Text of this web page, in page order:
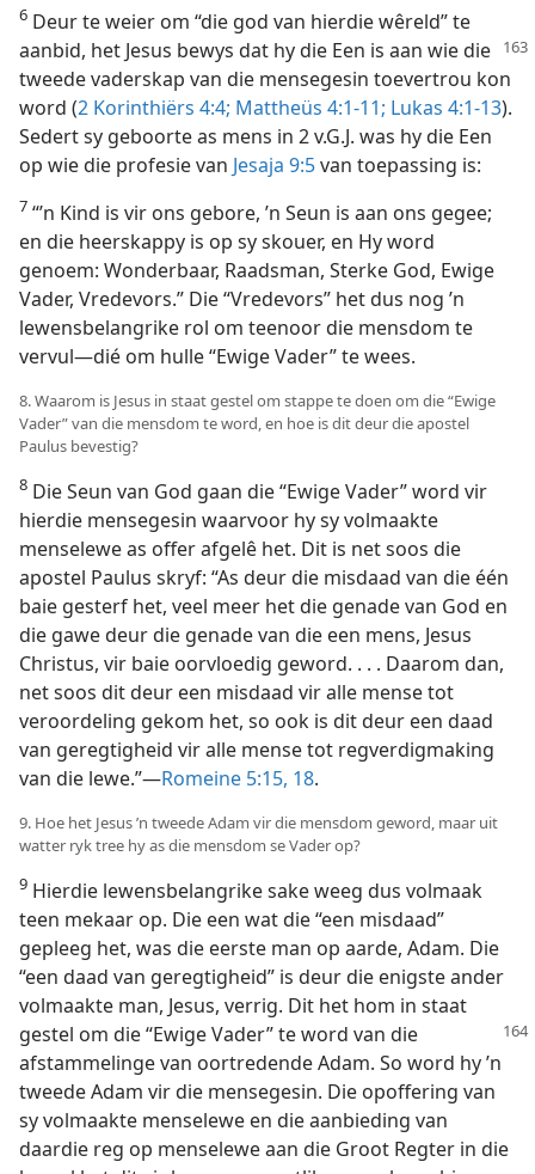
6 Deur te weier om “die god van hierdie wêreld” te
aanbid, het Jesus bewys dat hy die Een is aan wiedie
tweede vaderskap van die mensegesin toevertrou kon
word (2 Korinthiërs 4:4; Mattheüs 4:1-11; Lukas 4:1-13).
Sedert sy geboorte as mens in 2 v.G.J. was hy die Een
op wie die profesie van Jesaja 9:5van toepassing is:
7 “’n Kind is vir ons gebore, ’n Seun is aan ons gegee;
en die heerskappy is op sy skouer, en Hy word
genoem: Wonderbaar, Raadsman, Sterke God, Ewige
Vader, Vredevors.” Die “Vredevors” het dus nog ’n
lewensbelangrike rol om teenoor die mensdom te
vervul—dié om hulle “Ewige Vader” te wees.
8. Waarom is Jesus in staat gestel om stappe te doen om die “Ewige
Vader” van die mensdom te word, en hoe is dit deur die apostel
Paulus bevestig?
8 Die Seun van God gaan die “Ewige Vader” word vir
hierdie mensegesin waarvoor hy sy volmaakte
menselewe as offer afgelê het. Dit is net soos die
apostel Paulus skryf: “As deur die misdaad van die één
baie gesterf het, veel meer het die genade van God en
die gawe deur die genade van die een mens, Jesus
Christus, vir baie oorvloedig geword. . . . Daarom dan,
net soos dit deur een misdaad vir alle mense tot
veroordeling gekom het, so ook is dit deur een daad
van geregtigheid vir alle mense tot regverdigmaking
van die lewe.”—Romeine 5:15, 18.
9. Hoe het Jesus ’n tweede Adam vir die mensdom geword, maar uit
watter ryk tree hy as die mensdom se Vader op?
9 Hierdie lewensbelangrike sake weeg dus volmaak
teen mekaar op. Die een wat die “een misdaad”
gepleeg het, was die eerste man op aarde, Adam. Die
“een daad van geregtigheid” is deur die enigste ander
volmaakte man, Jesus, verrig. Dit het hom in staat
gestel om die “Ewige Vader” teword van die
afstammelinge van oortredende Adam. So word hy ’n
tweede Adam vir die mensegesin. Die opoffering van
sy volmaakte menselewe en die aanbieding van
daardie reg op menselewe aan die Groot Regter in die